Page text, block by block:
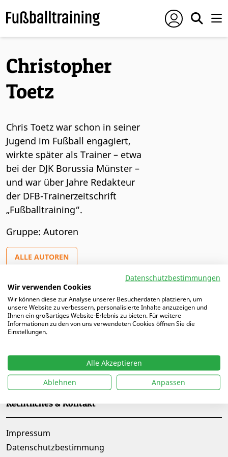
Christopher
Toetz
Chris Toetz war schon in seiner
Jugend im Fußball engagiert,
wirkte später als Trainer – etwa
bei der DJK Borussia Münster –
und war über Jahre Redakteur
der DFB-Trainerzeitschrift
„Fußballtraining“.
Gruppe: Autoren
ALLE AUTOREN
Folge uns auf
Rechtliches & Kontakt
Impressum
Datenschutzbestimmung
Datenschutzbestimmungen
Wir verwenden Cookies
Wir können diese zur Analyse unserer Besucherdaten platzieren, um
unsere Website zu verbessern, personalisierte Inhalte anzuzeigen und
Ihnen ein großartiges Website-Erlebnis zu bieten. Für weitere
Informationen zu den von uns verwendeten Cookies öffnen Sie die
Einstellungen.
Alle Akzeptieren
Ablehnen
Anpassen